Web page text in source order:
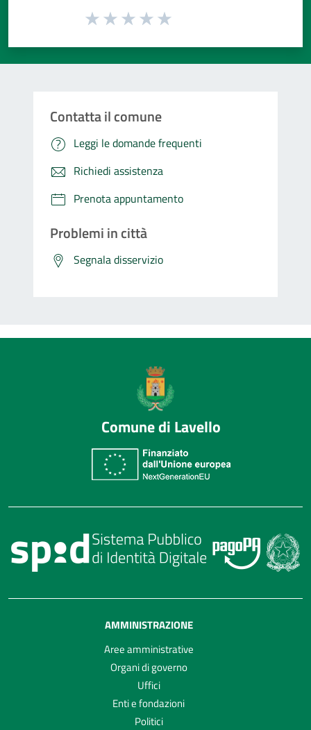
Valuta da 1 a 5 stelle la pagina
Contatta il comune
Leggi le domande frequenti
Richiedi assistenza
Prenota appuntamento
Problemi in città
Segnala disservizio
Comune di Lavello
AMMINISTRAZIONE
Aree amministrative
Organi di governo
Uffici
Enti e fondazioni
Politici